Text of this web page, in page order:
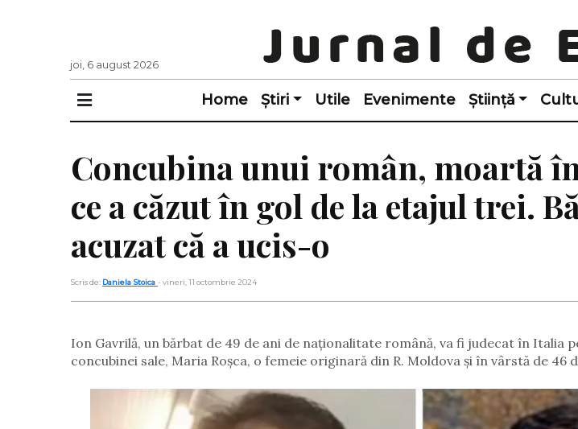
joi, 6 august 2026
Home Știri Utile Evenimente Știință
Concubina unui român, moartă
ce a căzut în gol de la etajul trei.
acuzat că a ucis-o
Scris de: Daniela Stoica - vineri, 11 octombrie 2024
Ion Gavrilă, un bărbat de 49 de ani de naționalitate română, va fi judecat în Italia
concubinei sale, Maria Roșca, o femeie originară din R. Moldova și în vârstă de 46